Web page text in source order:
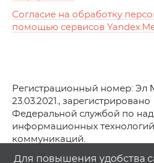
Согласие на обработку
помощью сервисов
Регистрационный номер: Эл
23.03.2021., зарегистрировано
Федеральной службой по
информационных
коммуникаций.
© АО Телеканал «Первый
Для повышения удобства